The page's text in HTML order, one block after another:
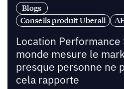
Blogs
Conseils produit Uberall
Location
monde mesure le
presque personne ne
cela rapporte